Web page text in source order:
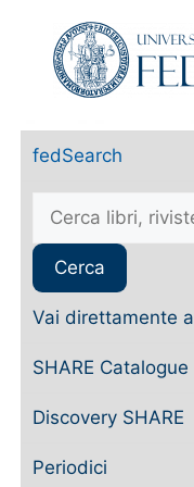
fedSearch
Vai direttamente a
SHARE Catalogue
Discovery SHARE
Periodici